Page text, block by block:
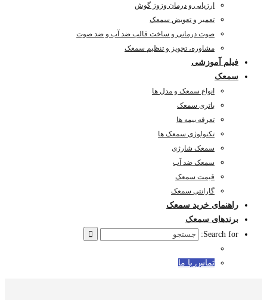
ارزیابی و درمان وزوز گوش
تعمیر و تعویض سمعک
صوت درمانی و ساخت قالب ضد آب و ضد صوت
مشاوره، تجویز و تنظیم سمعک
فیلم آموزشی
سمعک
انواع سمعک و مدل ها
باتری سمعک
تعرفه بیمه ها
تکنولوژی سمعک ها
سمعک شارژی
سمعک ضد آب
قیمت سمعک
گارانتی سمعک
راهنمای خرید سمعک
برندهای سمعک
Search for:
تماس با ما